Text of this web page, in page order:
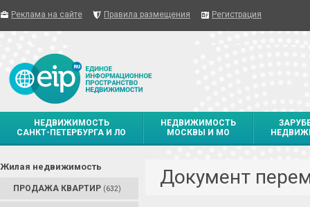
Реклама на сайте Правила размещения Регистрация
НЕДВИЖИМОСТЬ
САНКТ-ПЕТЕРБУРГА И ЛО
НЕДВИЖИМОСТЬ
МОСКВЫ И МО
Жилая недвижимость
ПРОДАЖА КВАРТИР (632)
Документ